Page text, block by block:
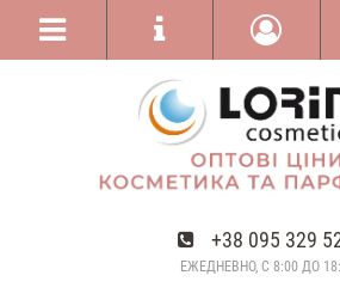
+38 095 329
ЕЖЕДНЕВНО, С 8:00 ДО